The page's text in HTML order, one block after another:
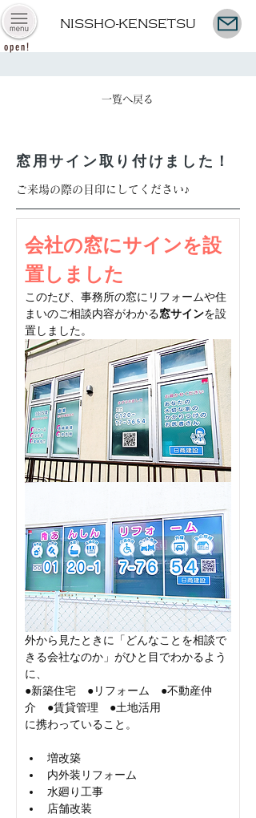
NISSHO-KENSETSU
open!
一覧へ戻る
窓用サイン取り付けました！
ご来場の際の目印にしてください♪
会社の窓にサインを設
置しました
このたび、事務所の窓にリフォームや住
まいのご相談内容がわかる窓サインを設
置しました。
外から見たときに「どんなことを相談で
きる会社なのか」がひと目でわかるよう
に、
●新築住宅　●リフォーム　●不動産仲
介　●賃貸管理　●土地活用
に携わっていること。
増改築
内外装リフォーム
水廻り工事
店舗改装